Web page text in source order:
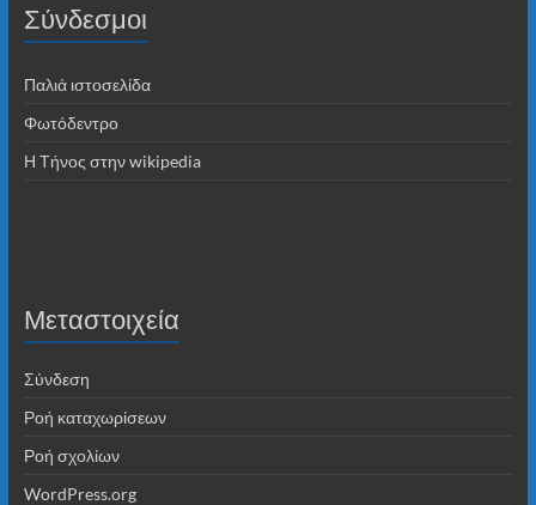
Σύνδεσμοι
Παλιά ιστοσελίδα
Φωτόδεντρο
Η Τήνος στην wikipedia
Μεταστοιχεία
Σύνδεση
Ροή καταχωρίσεων
Ροή σχολίων
WordPress.org